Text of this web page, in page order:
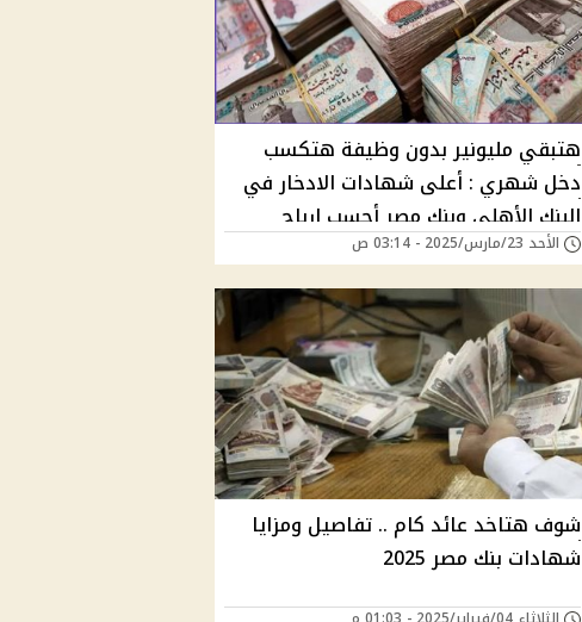
هتبقي مليونير بدون وظيفة هتكسب
دخل شهري : أعلى شهادات الادخار في
البنك الأهلي وبنك مصر أحسب ارباح
الـ1000 جنيه كام واخطف شهادة بسرعه
"جهز فلوسك"
الأحد 23/مارس/2025 - 03:14 ص
شوف هتاخد عائد كام .. تفاصيل ومزايا
شهادات بنك مصر 2025